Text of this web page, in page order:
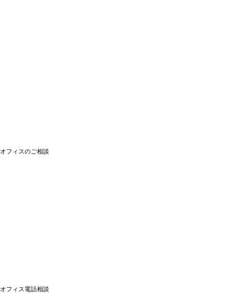
オフィスのご相談
オフィス電話相談